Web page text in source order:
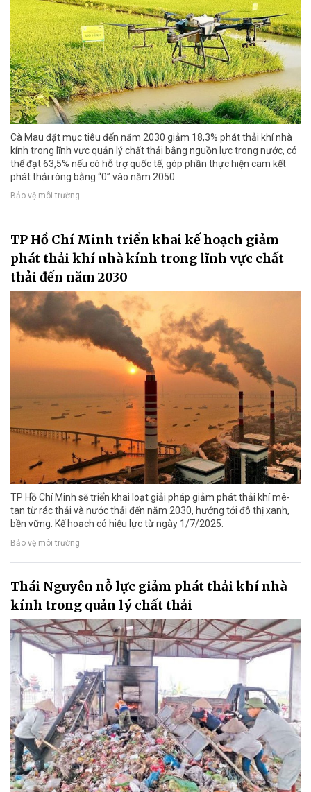
Cà Mau đặt mục tiêu đến năm 2030 giảm 18,3% phát thải khí nhà
kính trong lĩnh vực quản lý chất thải bằng nguồn lực trong nước, có
thể đạt 63,5% nếu có hỗ trợ quốc tế, góp phần thực hiện cam kết
phát thải ròng bằng “0” vào năm 2050.
Bảo vệ môi trường
TP Hồ Chí Minh triển khai kế hoạch giảm
phát thải khí nhà kính trong lĩnh vực chất
thải đến năm 2030
TP Hồ Chí Minh sẽ triển khai loạt giải pháp giảm phát thải khí mê-
tan từ rác thải và nước thải đến năm 2030, hướng tới đô thị xanh,
bền vững. Kế hoạch có hiệu lực từ ngày 1/7/2025.
Bảo vệ môi trường
Thái Nguyên nỗ lực giảm phát thải khí nhà
kính trong quản lý chất thải